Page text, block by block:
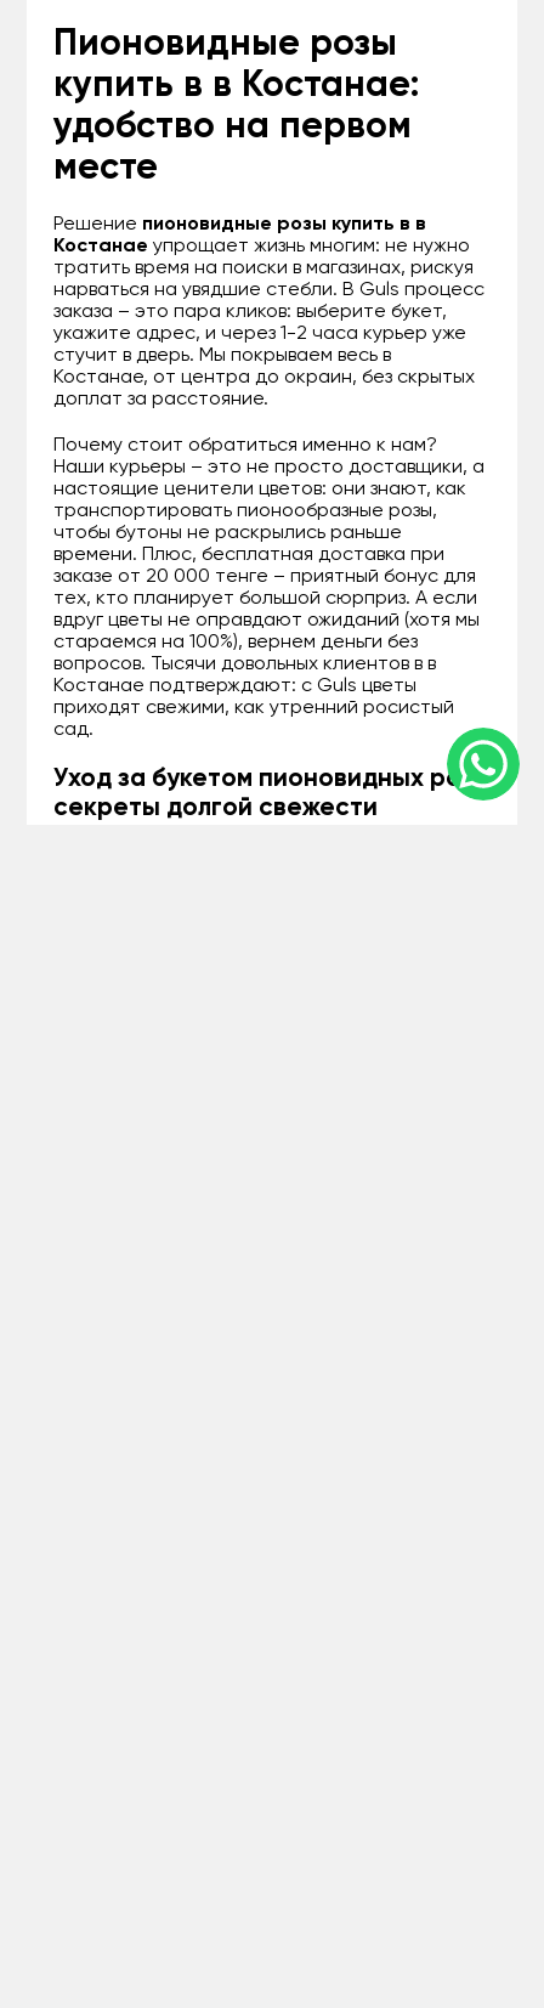
Пионовидные розы
купить в в Костанае:
удобство на первом
месте
Решение пионовидные розы купить в в
Костанаеупрощает жизнь многим: не нужно
тратить время на поиски в магазинах, рискуя
нарваться на увядшие стебли. В Guls процесс
заказа – это пара кликов: выберите букет,
укажите адрес, и через 1-2 часа курьер уже
стучит в дверь. Мы покрываем весь в
Костанае, от центра до окраин, без скрытых
доплат за расстояние.
Почему стоит обратиться именно к нам?
Наши курьеры – это не просто доставщики, а
настоящие ценители цветов: они знают, как
транспортировать пионообразные розы,
чтобы бутоны не раскрылись раньше
времени. Плюс, бесплатная доставка при
заказе от 20 000 тенге – приятный бонус для
тех, кто планирует большой сюрприз. А если
вдруг цветы не оправдают ожиданий (хотя мы
стараемся на 100%), вернем деньги без
вопросов. Тысячи довольных клиентов в в
Костанае подтверждают: с Guls цветы
приходят свежими, как утренний росистый
сад.
Уход за букетом пионовидных роз:
секреты долгой свежести